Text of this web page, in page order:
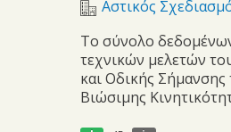
Αστικός
Το σύνολο
τεχνικών μελετών
και Οδικής Σήμανσης
Βιώσιμης